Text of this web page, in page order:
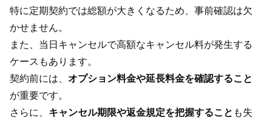
特に定期契約では総額が大きくなるため、事前確認は欠
かせません。
また、当日キャンセルで高額なキャンセル料が発生する
ケースもあります。
契約前には、 オプション料金や延長料金を確認すること
が重要です。
さらに、 キャンセル期限や返金規定を把握すること も失